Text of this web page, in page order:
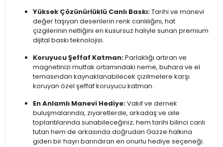
Yüksek Çözünürlüklü Canlı Baskı:Tarihi ve manevi
değer taşıyan desenlerin renk canlılığını, hat
çizgilerinin netliğini en kusursuz haliyle sunan premium
dijital baskı teknolojisi.
Koruyucu Şeffaf Katman:Parlaklığı artıran ve
magnetinizi mutfak ortamındaki neme, buhara ve el
temasından kaynaklanabilecek çizilmelere karşı
koruyan özel şeffaf koruyucu katman.
En Anlamlı Manevi Hediye:Vakıf ve dernek
buluşmalarında, ziyaretlerde, arkadaş ve aile
toplantılarında sunabileceğiniz; hem tarihi bilinci canlı
tutan hem de arkasında doğrudan Gazze halkına
giden bir hayrı barındıran en onurlu hediye seçeneği.